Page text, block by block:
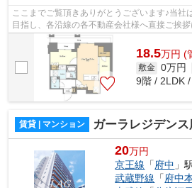
ここまでご覧頂きありがとうございます♪当社
目指し、各沿線の各不動産会社様へ直接ご挨
様へ提供しております！最新の情報は...
18.5万円 (
敷金 0万円
9階 / 2LDK
賃貸 | マンション ガーラレジデン
20万円
京王線 「府中 」
武蔵野線 「府中